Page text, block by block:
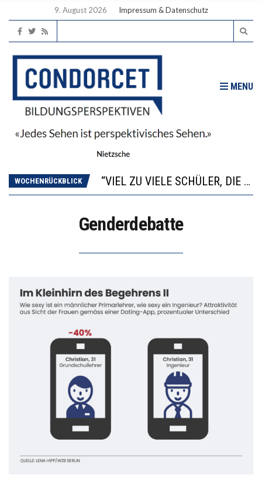
9. August 2026 Impressum & Datenschutz
MENU
WOCHENRÜCKBLICK
“VIEL ZU VIELE SCHÜLER, DIE GEMESSEN AN IHREN FÄHIGKEITEN GAR NICHT ANS GYMNASIUM GEHÖREN”
DIE GANZE HILFLOSIGKEIT DES BILDUNGSBÜRGERTUMS
Genderdebatte